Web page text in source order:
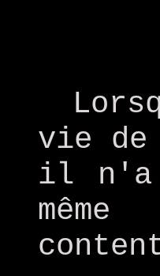
vie
il n'a